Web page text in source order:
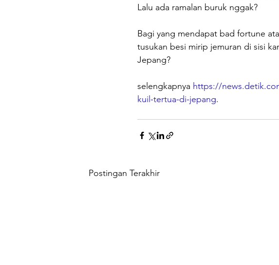
Lalu ada ramalan buruk nggak?
Bagi yang mendapat bad fortune
tusukan besi mirip jemuran di sisi
Jepang?
selengkapnya https://
kuil-tertua-di-jepang.
Postingan Terakhir